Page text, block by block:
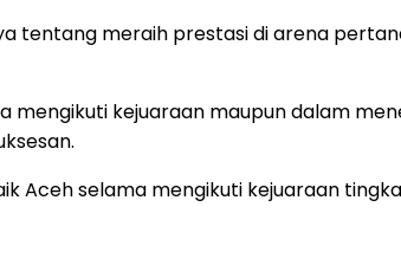
tentang meraih prestasi di arena
kejuaraan maupun dalam
Aceh selama mengikuti kejuaraan